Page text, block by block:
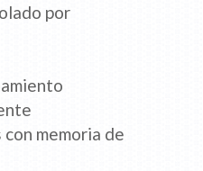
por
memoria de